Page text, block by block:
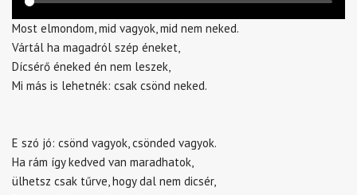
Most elmondom, mid vagyok, mid nem neked.
Vártál ha magadról szép éneket,
Dícsérő éneked én nem leszek,
Mi más is lehetnék: csak csönd neked.
E szó jó: csönd vagyok, csönded vagyok.
Ha rám így kedved van maradhatok,
ülhetsz csak tűrve, hogy dal nem dicsér,